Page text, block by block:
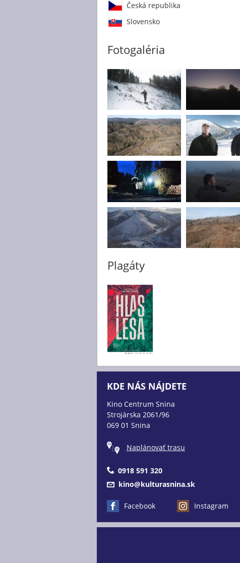
Česká republika
Slovensko
Fotogaléria
Plagáty
KDE NÁS NÁJDETE
Kino Centrum Snina
Strojárska 2061/96
069 01 Snina
Naplánovať trasu
0918 591 320
kino@kulturasnina.sk
Facebook Instagram